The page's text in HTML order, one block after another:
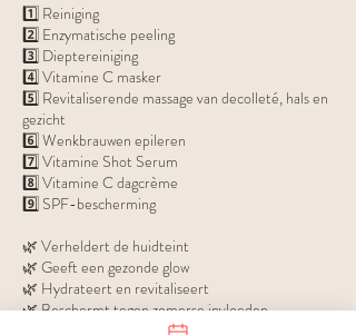
1️⃣ Reiniging
2️⃣ Enzymatische peeling
3️⃣ Dieptereiniging
4️⃣ Vitamine C masker
5️⃣ Revitaliserende massage van decolleté, hals en
gezicht
6️⃣ Wenkbrauwen epileren
7️⃣ Vitamine Shot Serum
8️⃣ Vitamine C dagcrème
9️⃣ SPF-bescherming
🌿 Verheldert de huidteint
🌿 Geeft een gezonde glow
🌿 Hydrateert en revitaliseert
🌿 Beschermt tegen zomerse invloeden